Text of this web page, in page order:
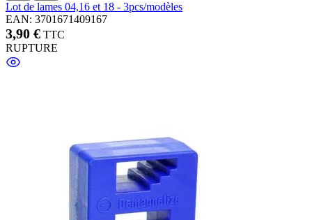
Lot de lames 04,16 et 18 - 3pcs/modèles
EAN: 3701671409167
3,90 € TTC
RUPTURE